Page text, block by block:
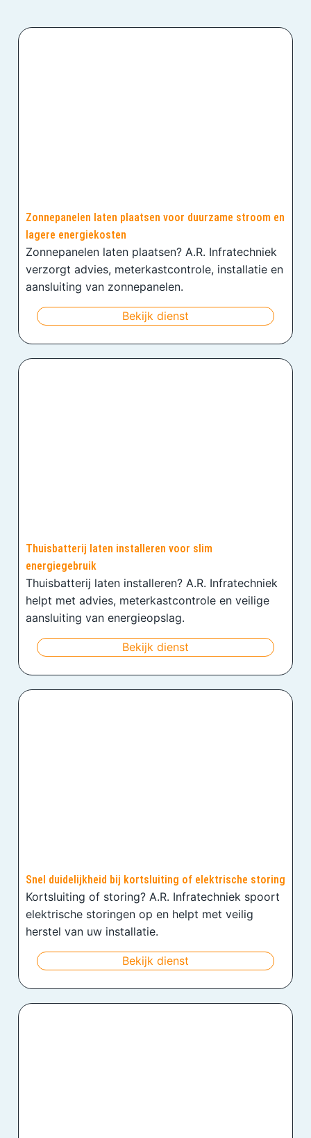
Zonnepanelen laten plaatsen voor duurzame stroom en
lagere energiekosten
Zonnepanelen laten plaatsen? A.R. Infratechniek
verzorgt advies, meterkastcontrole, installatie en
aansluiting van zonnepanelen.
Bekijk dienst
Thuisbatterij laten installeren voor slim
energiegebruik
Thuisbatterij laten installeren? A.R. Infratechniek
helpt met advies, meterkastcontrole en veilige
aansluiting van energieopslag.
Bekijk dienst
Snel duidelijkheid bij kortsluiting of elektrische storing
Kortsluiting of storing? A.R. Infratechniek spoort
elektrische storingen op en helpt met veilig
herstel van uw installatie.
Bekijk dienst